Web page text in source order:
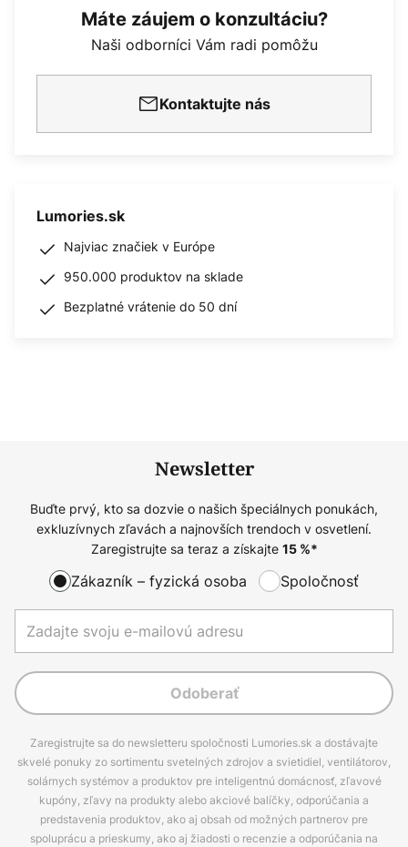
Máte záujem o konzultáciu?
Naši odborníci Vám radi pomôžu
Kontaktujte nás
Lumories.sk
Najviac značiek v Európe
950.000 produktov na sklade
Bezplatné vrátenie do 50 dní
Newsletter
Buďte prvý, kto sa dozvie o našich špeciálnych ponukách,
exkluzívnych zľavách a najnovších trendoch v osvetlení.
Zaregistrujte sa teraz a získajte 15%*
Zákazník – fyzická osoba Spoločnosť
Odoberať
Zaregistrujte sa do newsletteru spoločnosti Lumories.sk a dostávajte
skvelé ponuky zo sortimentu svetelných zdrojov a svietidiel, ventilátorov,
solárnych systémov a produktov pre inteligentnú domácnosť, zľavové
kupóny, zľavy na produkty alebo akciové balíčky, odporúčania a
predstavenia produktov, ako aj obsah od možných partnerov pre
spoluprácu a prieskumy, ako aj žiadosti o recenzie a odporúčania na